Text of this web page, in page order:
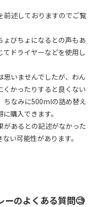
前述しておりますのでご覧
びちょになるとの声もあ
てドライヤーなどを使用し
思いませんでしたが、わん
くかったりすると良くない
ちなみに500mlの詰め替え
購入できます。
があるとの記述がなかった
い可能性があります。
のよくある質問🧐